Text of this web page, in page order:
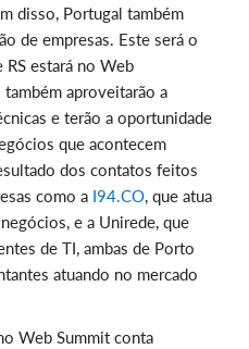
disso, Portugal também
de empresas. Este será o
estará no Web
aproveitarão a
e terão a oportunidade
que acontecem
dos contatos feitos
como a I94.CO, que atua
e a Unirede, que
de TI, ambas de Porto
atuando no mercado
Web Summit conta